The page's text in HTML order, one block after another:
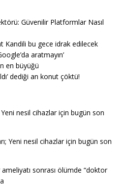
Güvenilir Platformlar Nasıl
Kandili bu gece idrak edilecek
aratmayın’
en büyüğü
dediği an konut çöktü!
nesil cihazlar için bugün son
Yeni nesil cihazlar için bugün son
sonrası ölümde “doktor